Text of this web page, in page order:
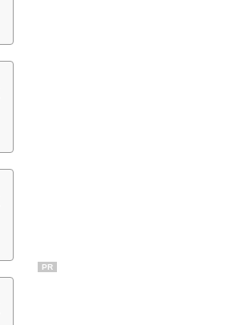
PR